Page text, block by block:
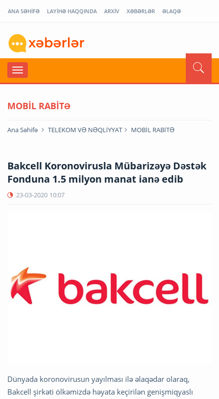
ANA SƏHİFƏ LAYİHƏ HAQQINDA ARXİV XƏBƏRLƏR ƏLAQƏ
MOBİL RABİTƏ
Ana Səhifə TELEKOM VƏ NƏQLİYYAT MOBİL RABİTƏ
Bakcell Koronovirusla Mübarizəyə Dəstək
Fonduna 1.5 milyon manat ianə edib
23-03-2020 10:07
Dünyada koronovirusun yayılması ilə əlaqədar olaraq,
Bakcell şirkəti ölkəmizdə həyata keçirilən genişmiqyaslı